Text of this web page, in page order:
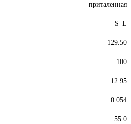
приталенная
S–L
129.50
100
12.95
0.054
55.0